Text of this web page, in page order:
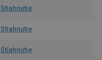
Stiahnutie
Stiahnutie
Stiahnutie